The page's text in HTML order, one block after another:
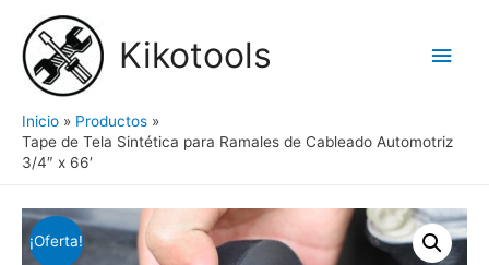
contenido
Kikotools
Inicio
Productos
Tape de Tela Sintética para Ramales de Cableado Automotriz
3/4″ x 66′
¡Oferta!